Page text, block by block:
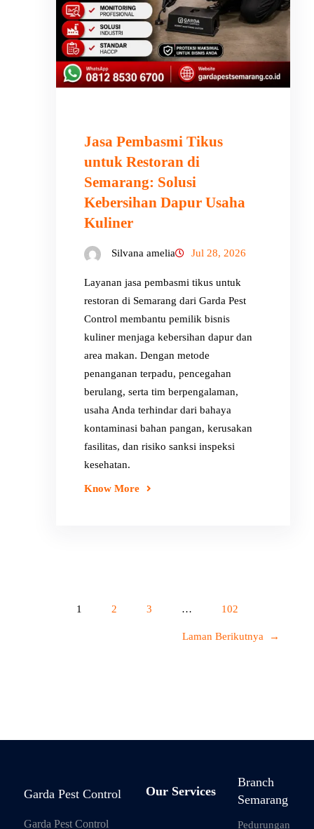
Jasa Pembasmi Tikus
untuk Restoran di
Semarang: Solusi
Kebersihan Dapur Usaha
Kuliner
Silvana amelia Jul 28, 2026
Layanan jasa pembasmi tikus untuk
restoran di Semarang dari Garda Pest
Control membantu pemilik bisnis
kuliner menjaga kebersihan dapur dan
area makan. Dengan metode
penanganan terpadu, pencegahan
berulang, serta tim berpengalaman,
usaha Anda terhindar dari bahaya
kontaminasi bahan pangan, kerusakan
fasilitas, dan risiko sanksi inspeksi
kesehatan.
Know More
1 2 3 … 102
Laman Berikutnya →
Garda Pest Control
Garda Pest Control
Our Services
Branch
Semarang
Pedurungan